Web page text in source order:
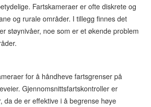
Fartskameraer er ofte diskrete og
og rurale områder. I tillegg finnes det
støynivåer, noe som er et økende problem
for å håndheve fartsgrenser på
Gjennomsnittsfartskontroller er
da de er effektive i å begrense høye